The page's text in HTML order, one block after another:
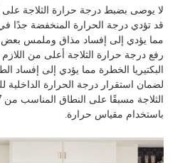
لا يوصى بضبط درجة حرارة الثلاجة على
قد تؤدي درجة الحرارة المنخفضة جدًا في
مما يؤدي إلى إفساد مذاق وملمس بعض
رفع درجة حرارة الثلاجة أعلى من
البكتيريا الخطرة مما يؤدي إلى إفساد
لضمان استقرار درجة الحرارة الداخلية
باستخدام مقياس حرارة.